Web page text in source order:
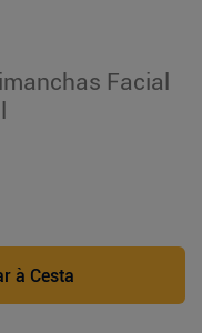
Facial
à Cesta